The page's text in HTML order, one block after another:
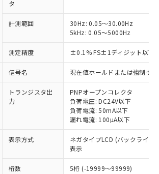
タ
計測範囲
30Hz: 0.05～30.00Hz
5kHz: 0.05～5000Hz
測定精度 ±0.1% FS±1ディジット以
信号名 現在値ホールドまたは強制ゼ
トランジスタ出
力
PNPオープンコレクタ
負荷電圧: DC24V以下
負荷電流: 50mA以下
漏れ電流: 100µA以下
表示方式
ネガタイプLCD (バックライ
表示
桁数 5桁 (-19999～99999)
条件
件をお読みいただき、同意のうえ
サービスは、当社制御機器事業取扱
品の当社在庫状況および標準価格
抜)を提供させていただくもので
状況
み：EU RoHS指令（10物質）の
対応した製品が提供可能な商品で
た製品に切り替える予定のある
なし：EU RoHS指令（10物質）の
非対応の商品で、対応品を出す予
認中：EU RoHS指令（10物質）の
対応状況を調査中または確認中の